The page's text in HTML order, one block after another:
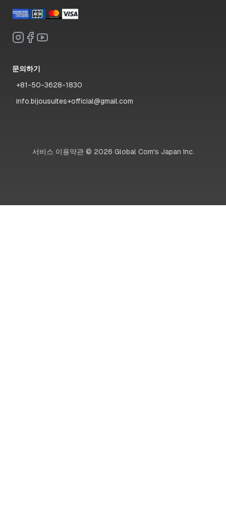
문의하기
+81-50-3628-1830
info.bijousuites+official@gmail.com
서비스 이용약관© 2026 Global Com's Japan Inc.